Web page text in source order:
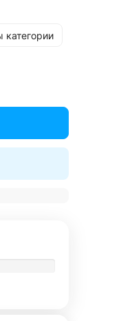
категории